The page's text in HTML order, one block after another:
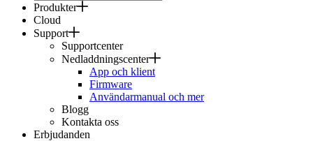
Produkter
Cloud
Support
Supportcenter
Nedladdningscenter
App och klient
Firmware
Användarmanual och mer
Blogg
Kontakta oss
Erbjudanden